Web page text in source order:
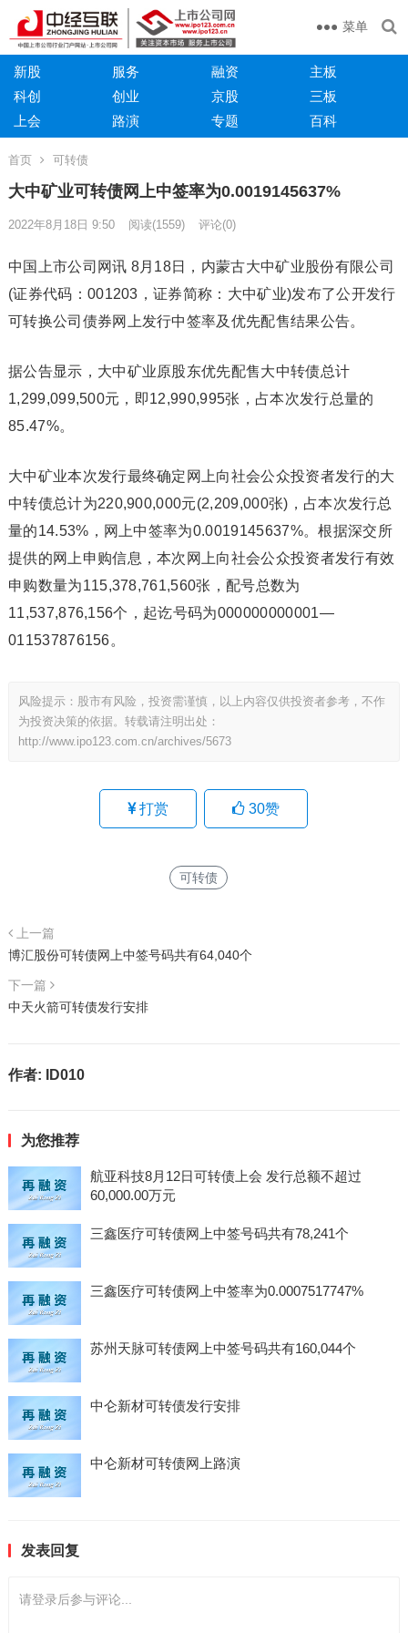
菜单
新股 服务 融资
主板
科创
创业 京股
三板
上会
路演 专题 百科
首页 可转债
大中矿业可转债网上中签率为0.0019145637%
2022年8月18日 9:50 阅读(1559) 评论(0)
中国上市公司网讯 8月18日，内蒙古大中矿业股份有限公司
(证券代码：001203，证券简称：大中矿业)发布了公开发行
可转换公司债券网上发行中签率及优先配售结果公告。
据公告显示，大中矿业原股东优先配售大中转债总计
1,299,099,500元，即12,990,995张，占本次发行总量的
85.47%。
大中矿业本次发行最终确定网上向社会公众投资者发行的大
中转债总计为220,900,000元(2,209,000张)，占本次发行总
量的14.53%，网上中签率为0.0019145637%。根据深交所
提供的网上申购信息，本次网上向社会公众投资者发行有效
申购数量为115,378,761,560张，配号总数为
11,537,876,156个，起讫号码为000000000001—
011537876156。
风险提示：股市有风险，投资需谨慎，以上内容仅供投资者参考，不作
为投资决策的依据。转载请注明出处：
http://www.ipo123.com.cn/archives/5673
打赏 30赞
可转债
上一篇
博汇股份可转债网上中签号码共有64,040个
下一篇
中天火箭可转债发行安排
作者: ID010
为您推荐
航亚科技8月12日可转债上会 发行总额不超过
60,000.00万元
三鑫医疗可转债网上中签号码共有78,241个
三鑫医疗可转债网上中签率为0.0007517747%
苏州天脉可转债网上中签号码共有160,044个
中仑新材可转债发行安排
中仑新材可转债网上路演
发表回复
请登录后参与评论...